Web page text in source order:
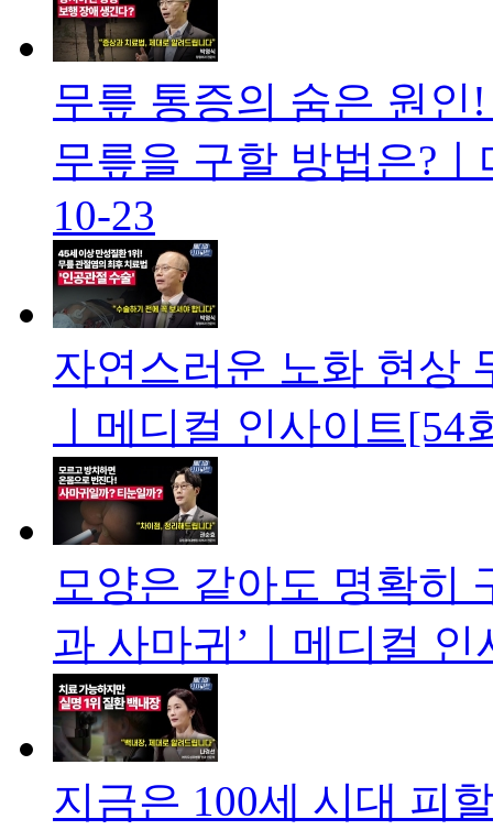
무릎 통증의 숨은 원인
무릎을 구할 방법은?
10-23
자연스러운 노화 현상
ㅣ메디컬 인사이트[54
모양은 같아도 명확히
과 사마귀’ㅣ메디컬
지금은 100세 시대 피